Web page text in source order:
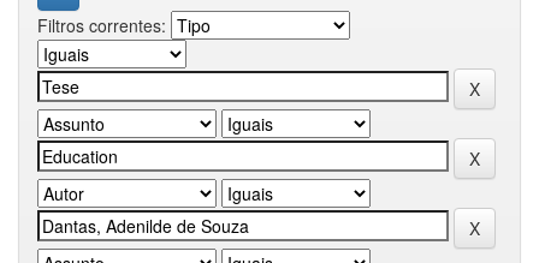
Filtros correntes: